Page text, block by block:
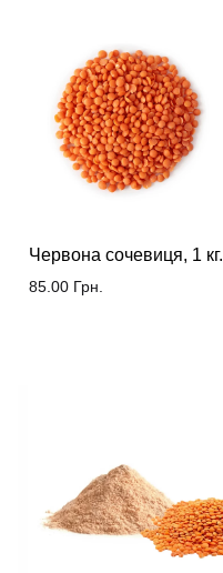
Червона сочевиця, 1 кг.
85.00 Грн.